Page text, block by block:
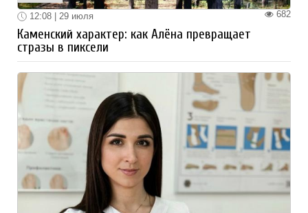
682
12:08 | 29 июля
Каменский характер: как Алёна превращает
стразы в пиксели